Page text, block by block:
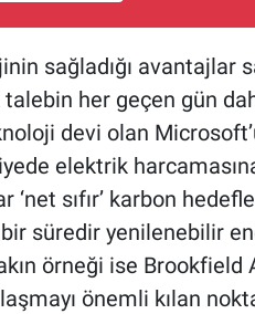
sağladığı avantajlar
her geçen gün
devi olan
elektrik
‘net sıfır’ karbon
süredir yenilenebilir
örneği ise
önemli kılan